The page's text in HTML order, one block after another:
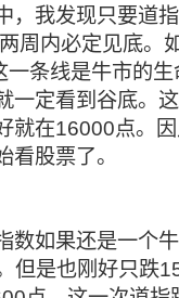
，我发现只要道
周内必定见底。
一条线是牛市的
一定看到谷底。
就在16000点。
看股票了。
数如果还是一个
但是也刚好只跌